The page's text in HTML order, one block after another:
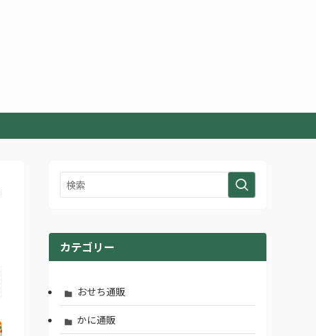
カテゴリー
おせち通販
かに通販